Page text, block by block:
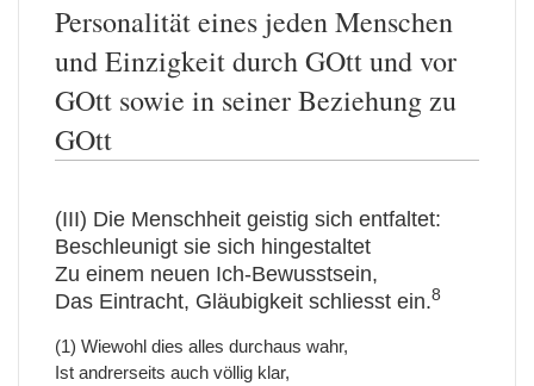
Personalität eines jeden Menschen
und Einzigkeit durch GOtt und vor
GOtt sowie in seiner Beziehung zu
GOtt
(III) Die Menschheit geistig sich entfaltet:
Beschleunigt sie sich hingestaltet
Zu einem neuen Ich-Bewusstsein,
Das Eintracht, Gläubigkeit schliesst ein.8
(1) Wiewohl dies alles durchaus wahr,
Ist andrerseits auch völlig klar,